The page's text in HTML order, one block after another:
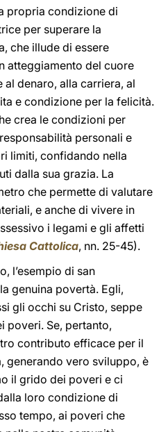
propria condizione di
per superare la
che illude di essere
atteggiamento del cuore
denaro, alla carriera, al
e condizione per la felicità.
crea le condizioni per
personali e
limiti, confidando nella
dalla sua grazia. La
che permette di valutare
e anche di vivere in
i legami e gli affetti
Cattolica, nn. 25-45).
l’esempio di san
genuina povertà. Egli,
gli occhi su Cristo, seppe
poveri. Se, pertanto,
contributo efficace per il
generando vero sviluppo, è
il grido dei poveri e ci
loro condizione di
tempo, ai poveri che